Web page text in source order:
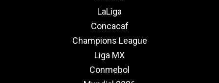
LaLiga
Concacaf
Champions League
Liga MX
Conmebol